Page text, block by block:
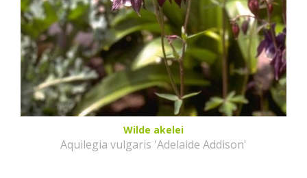
Wilde akelei
Aquilegia vulgaris 'Adelaide Addison'